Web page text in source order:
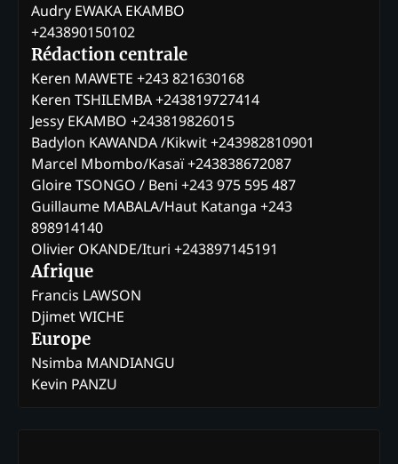
Audry EWAKA EKAMBO
+243890150102
Rédaction centrale
Keren MAWETE +243 821630168
Keren TSHILEMBA +243819727414
Jessy EKAMBO +243819826015
Badylon KAWANDA /Kikwit +243982810901
Marcel Mbombo/Kasaï +243838672087
Gloire TSONGO / Beni +243 975 595 487
Guillaume MABALA/Haut Katanga +243
898914140
Olivier OKANDE/Ituri +243897145191
Afrique
Francis LAWSON
Djimet WICHE
Europe
Nsimba MANDIANGU
Kevin PANZU